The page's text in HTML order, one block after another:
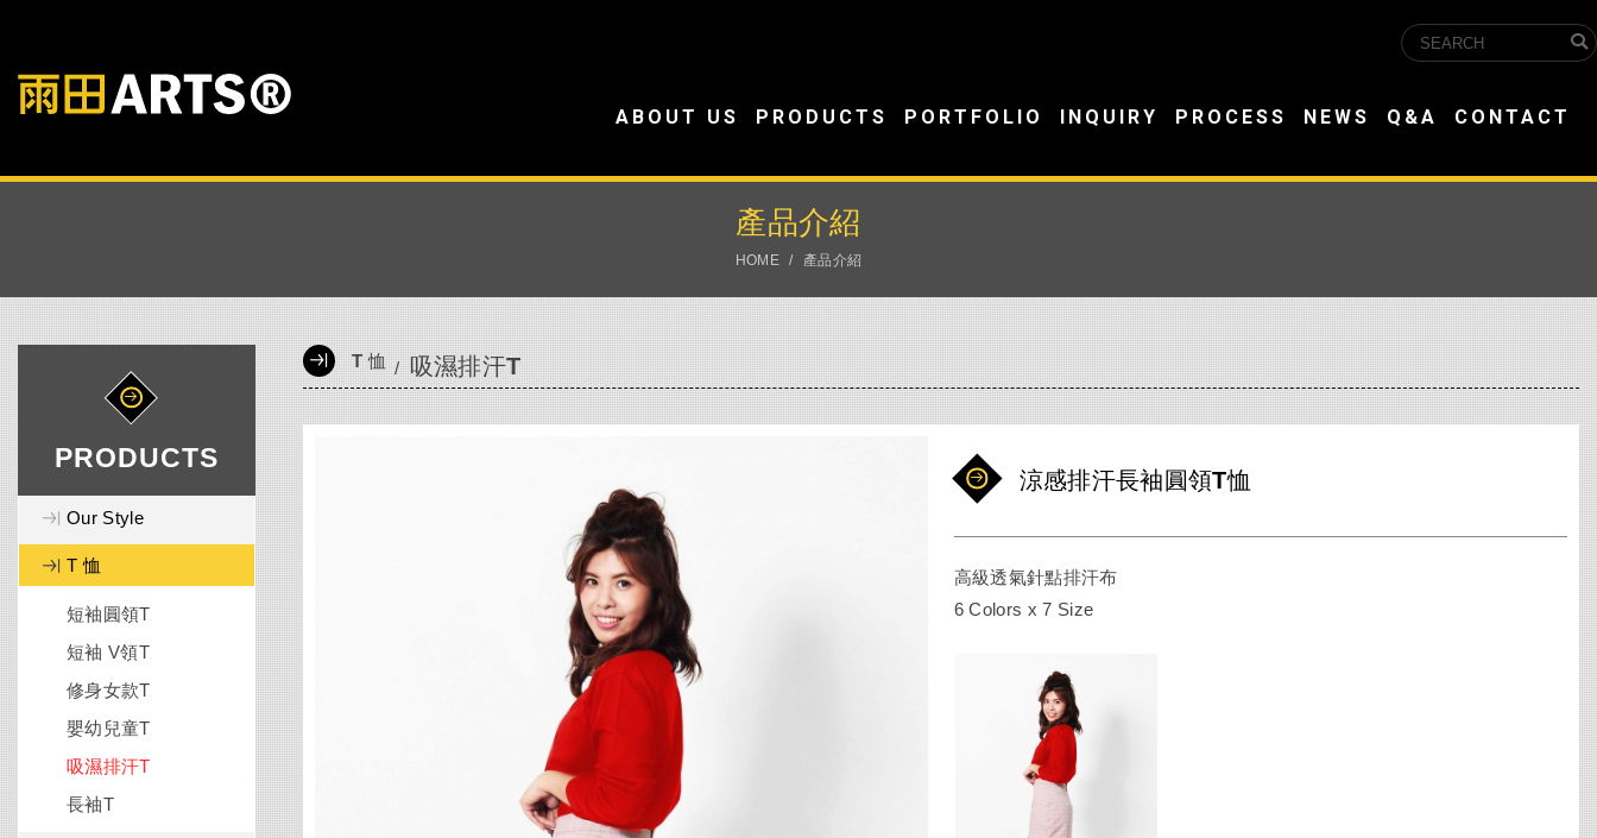
ABOUT US PRODUCTS PORTFOLIO INQUIRY PROCESS NEWS Q&A CONTACT
產品介紹
HOME 產品介紹
PRODUCTS
Our Style
T 恤
短袖圓領T
短袖 V領T
修身女款T
嬰幼兒童T
吸濕排汗T
長袖T
T 恤 吸濕排汗T
涼感排汗長袖圓領T恤
高級透氣針點排汗布
6 Colors x 7 Size